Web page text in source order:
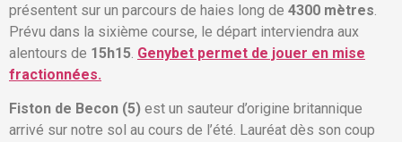
présentent sur un parcours de haies long de 4300 mètres
Prévu dans la sixième course, le départ interviendra aux
alentours de 15h15 Genybet permet de jouer en mise
fractionnées.
Fiston de Becon (5) est un sauteur d’origine britannique
arrivé sur notre sol au cours de l’été. Lauréat dès son coup